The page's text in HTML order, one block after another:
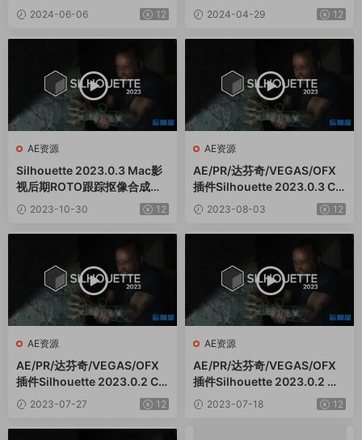
软件AE/PR/达芬奇/VEGAS/O
FX插件
2024-06-06 12
01 Win/Mac+使用教程
2024-04-29 12
AE资源
Silhouette 2023.0.3 Mac影
视后期ROTO跟踪抠像合成软
件 2023-10-30 12
AE资源
AE/PR/达芬奇/VEGAS/OFX
插件Silhouette 2023.0.3 CE
Win影视后期ROTO跟踪抠像
合成软件
2023-08-03 12
AE资源
AE/PR/达芬奇/VEGAS/OFX
插件Silhouette 2023.0.2 CE
Win影视后期ROTO跟踪抠像
合成软件
2023-07-27 12
AE资源
AE/PR/达芬奇/VEGAS/OFX
插件Silhouette 2023.0.2 Wi
n影视后期ROTO跟踪抠像合成
软件
2023-07-18 12